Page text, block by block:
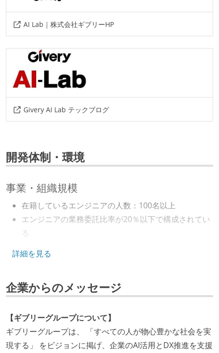
その他、現場で使われている技術
言語
scala
情報共有ツール
slack
その他
gas
google-workspace
AI Lab｜株式会社ギブリーHP
Givery AI Lab テックブログ
開発体制・環境
事業・組織規模
在籍しているエンジニアの人数：100名以上
エンジニアの業務委託比率が20％以下で構成されてい
る
キャリアパス
いる
マネージャーやCTOと高頻度（月1程度）でキャリアに
ついて話す場が設けられている
年収800万円以上のエンジニアに、マネジメントの役
割を持たない人がいる
詳細を見る
企業からのメッセージ
【ギブリーグループについて】
ギブリーグループは、 「すべての人が物心豊かな社会を実
現する」 をビジョンに掲げ、企業のAI活用とDX推進を支援